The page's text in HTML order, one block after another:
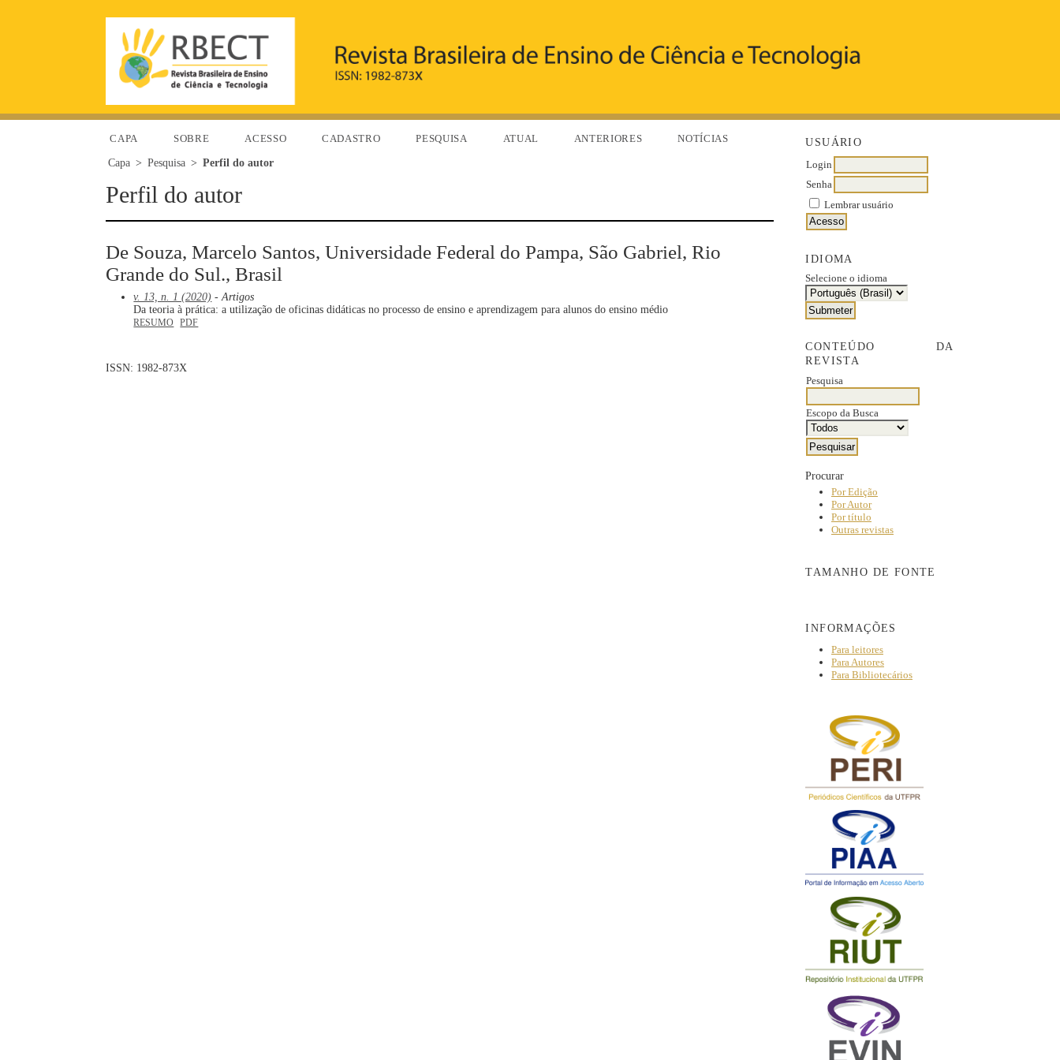
USUÁRIO
Login
Senha
Lembrar usuário
IDIOMA
Selecione o idioma
CONTEÚDO DA
REVISTA
Pesquisa
Escopo da Busca
Procurar
Por Edição
Por Autor
Por título
Outras revistas
TAMANHO DE FONTE
INFORMAÇÕES
Para leitores
Para Autores
Para Bibliotecários
CAPA SOBRE ACESSO CADASTRO PESQUISA ATUAL ANTERIORES NOTÍCIAS
Capa > Pesquisa > Perfil do autor
Perfil do autor
De Souza, Marcelo Santos, Universidade Federal do Pampa, São Gabriel, Rio
Grande do Sul., Brasil
v. 13, n. 1 (2020) - Artigos
Da teoria à prática: a utilização de oficinas didáticas no processo de ensino e aprendizagem para alunos do ensino médio
RESUMO PDF
ISSN: 1982-873X